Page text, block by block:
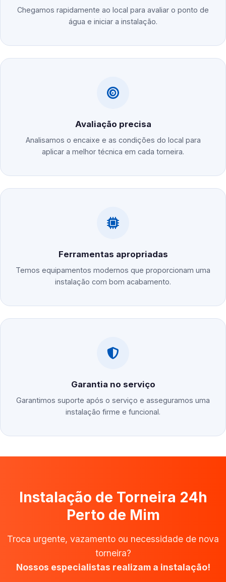
Chegamos rapidamente ao local para avaliar o ponto de
água e iniciar a instalação.
Avaliação precisa
Analisamos o encaixe e as condições do local para
aplicar a melhor técnica em cada torneira.
Ferramentas apropriadas
Temos equipamentos modernos que proporcionam uma
instalação com bom acabamento.
Garantia no serviço
Garantimos suporte após o serviço e asseguramos uma
instalação firme e funcional.
Instalação de Torneira 24h
Perto de Mim
Troca urgente, vazamento ou necessidade de nova
torneira?
Nossos especialistas realizam a instalação!